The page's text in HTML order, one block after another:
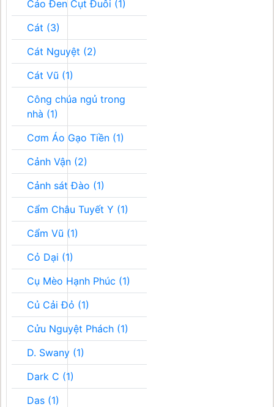
Cáo Đen Cụt Đuôi (1)
Cát (3)
Cát Nguyệt (2)
Cát Vũ (1)
Công chúa ngủ trong
nhà (1)
Cơm Áo Gạo Tiền (1)
Cảnh Vận (2)
Cảnh sát Đào (1)
Cẩm Châu Tuyết Y (1)
Cẩm Vũ (1)
Cỏ Dại (1)
Cụ Mèo Hạnh Phúc (1)
Củ Cải Đỏ (1)
Cửu Nguyệt Phách (1)
D. Swany (1)
Dark C (1)
Das (1)